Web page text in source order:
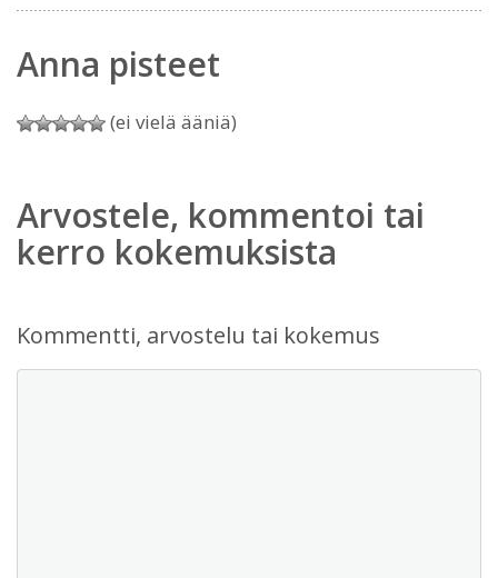
Anna pisteet
(ei vielä ääniä)
Arvostele, kommentoi tai
kerro kokemuksista
Kommentti, arvostelu tai kokemus